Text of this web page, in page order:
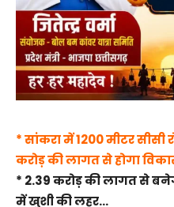
* सांकरा में 1200 मीटर सीसी
करोड़ की लागत से होगा
* 2.39 करोड़ की लागत से
में खुशी की लहर…